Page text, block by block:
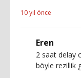
10 yıl önce
Eren
2 saat delay
böyle rezillik